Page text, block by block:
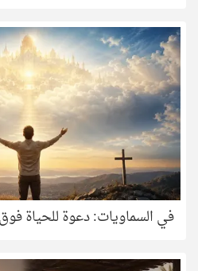
في السماويات: دعوة للحياة